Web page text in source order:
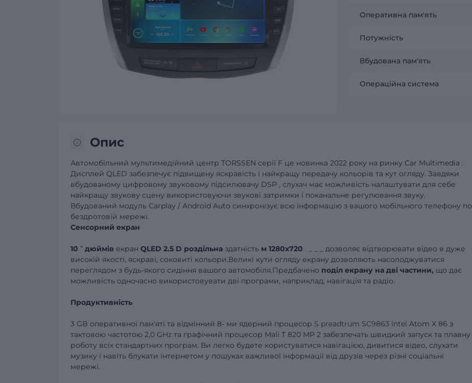
Оперативна пам'ять
Потужність
Вбудована пам'ять
Операційна система
Опис
Автомобільний мультимедійний центр TORSSEN серії F це новинка 2022 року на ринку Car Multimedia .
Дисплей QLED забезпечує підвищену яскравість і найкращу передачу кольорів та кут огляду. Завдяки
вбудованому цифровому звуковому підсилювачу DSP , слухач має можливість налаштувати для себе
найкращу звукову сцену використовуючи звукові затримки і поканальне регулювання звуку.
Вбудований модуль Carplay / Android Auto синхронізує всю інформацію з вашого мобільного телефону по
бездротовій мережі.
Сенсорний екран
10 ” дюймів екран QLED 2.5 D роздільна здатність м 1280x720 .
дозволяє відтворювати відео в дуже
високій якості, яскраві, соковиті кольори.Великі кути огляду екрану дозволяють насолоджуватися
переглядом з будь-якого сидіння вашого автомобіля.Предбачено поділ екрану на дві частини, що дає
можливість одночасно використовувати дві програми, наприклад, навігація та радіо.
Продуктивність
3 GB оперативної пам'яті та відмінний 8- ми ядерний процесор S preadtrum SC9863 Intel Atom X 86 з
тактовою частотою 2,0 GHz та графічний процесор Mali T 820 MP 2 забезпечать швидкий запуск та плавну
роботу всіх стандартних програм. Ви легко будете користуватися навігацією, дивитися відео, слухати
музику і навіть блукати інтернетом у пошуках важливої ​​інформації від друзів через різні соціальні
мережі.